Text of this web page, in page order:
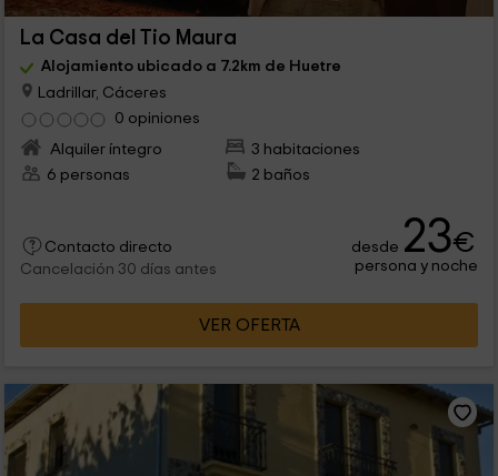
La Casa del Tio Maura
Alojamiento ubicado a 7.2km de Huetre
Ladrillar, Cáceres
0 opiniones
Alquiler íntegro
3 habitaciones
6 personas
2 baños
Contacto directo
Cancelación 30 días antes
desde 23€
persona y noche
VER OFERTA